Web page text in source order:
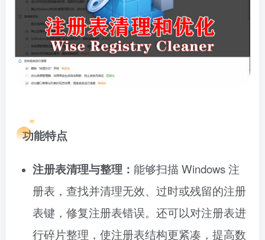
功能特点
注册表清理与整理： 能够扫描 Windows 注
册表，查找并清理无效、过时或残留的注册
表键，修复注册表错误。还可以对注册表进
行碎片整理，使注册表结构更紧凑，提高数